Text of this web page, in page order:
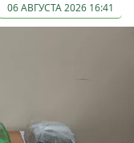
06 АВГУСТА 2026 16:41